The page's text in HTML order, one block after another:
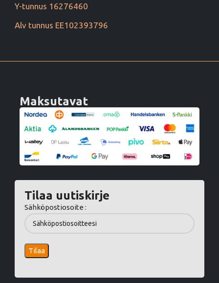
Y-tunnus 16276460
Alv tunnus EE102393796
Maksutavat
Tilaa uutiskirje
Sähköpostiosoite :